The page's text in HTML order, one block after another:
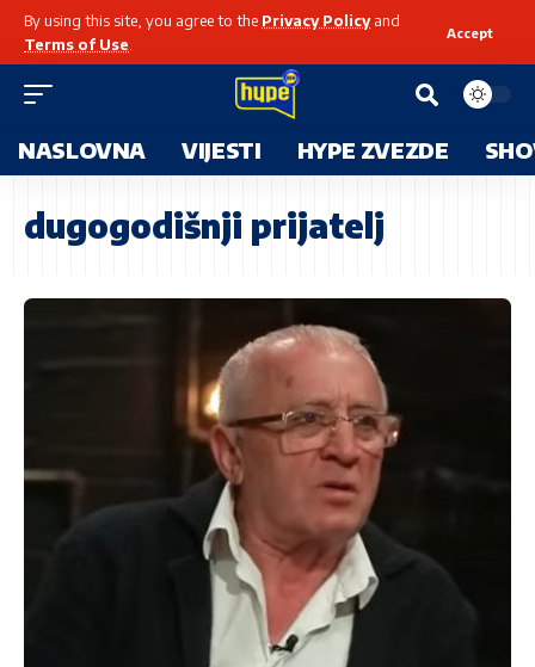
By using this site, you agree to the Privacy Policyand
Terms of Use
Accept
NASLOVNA VIJESTI HYPE ZVEZDE
dugogodišnji prijatelj